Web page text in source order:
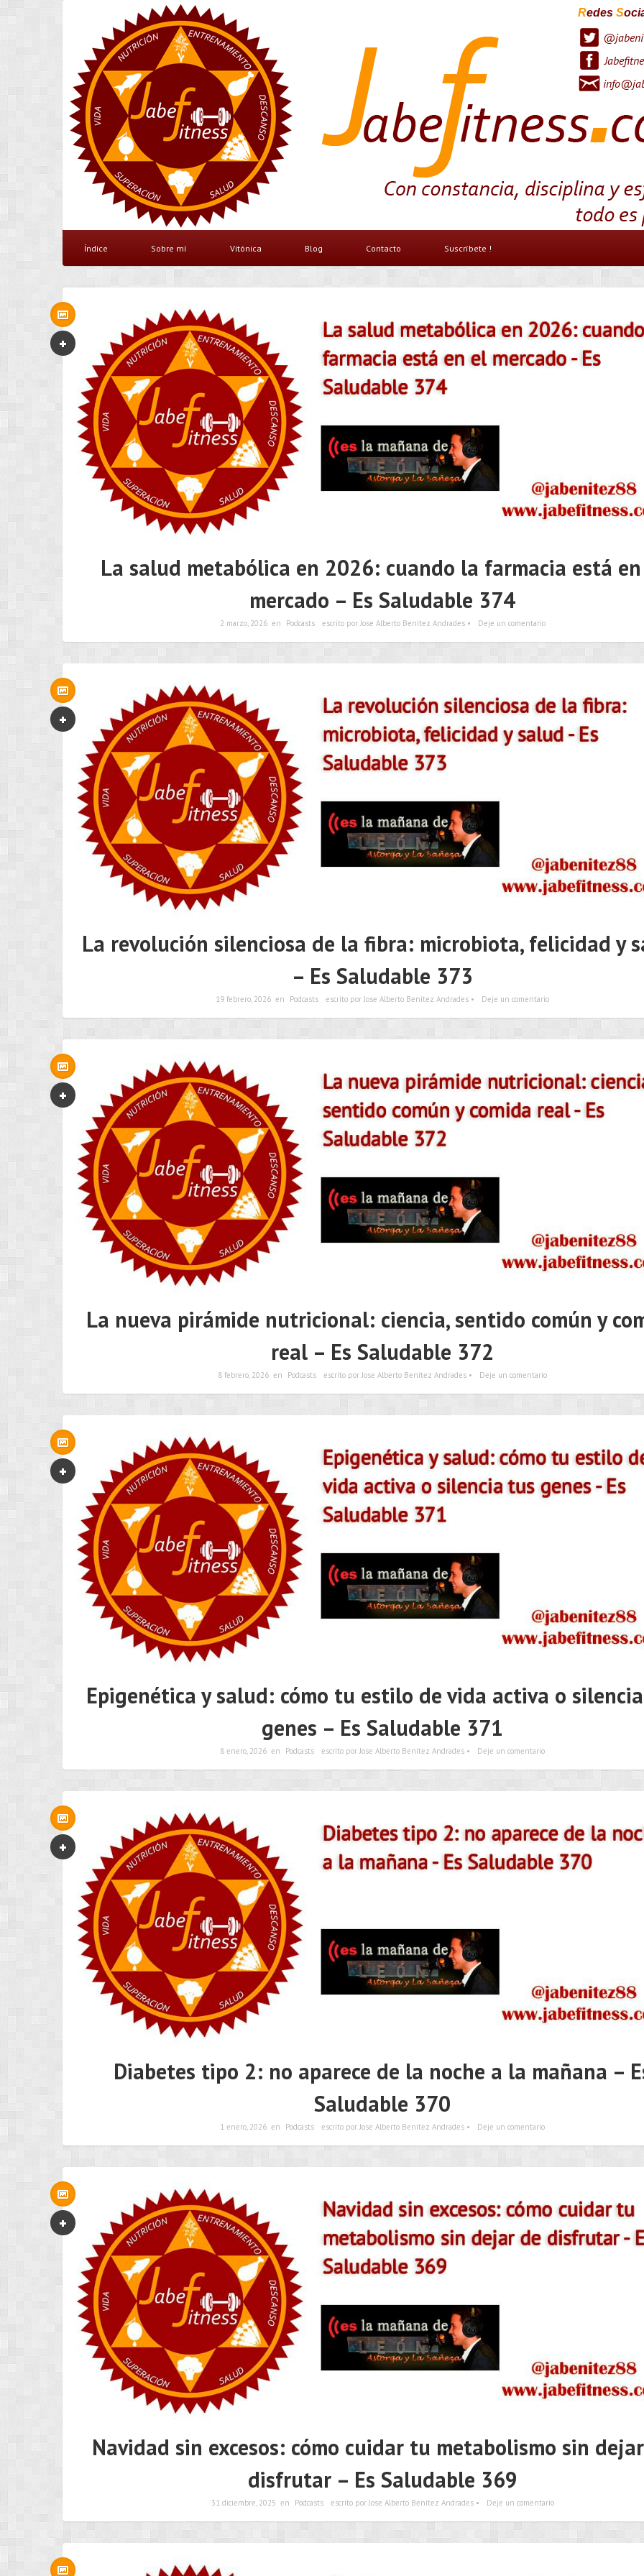
Redes S
Índice Sobre mí Vitónica Blog Contacto Suscríbete !
La salud metabólica en 2026: cuando la farmacia está
mercado – Es Saludable 374
2 marzo, 2026 en Podcasts escrito por Jose Alberto Benítez Andrades • Deje un comentario
La revolución silenciosa de la fibra: microbiota, felicidad y
– Es Saludable 373
19 febrero, 2026 en Podcasts escrito por Jose Alberto Benítez Andrades • Deje un comentario
La nueva pirámide nutricional: ciencia, sentido común y
real – Es Saludable 372
8 febrero, 2026 en Podcasts escrito por Jose Alberto Benítez Andrades • Deje un comentario
Epigenética y salud: cómo tu estilo de vida activa o
genes – Es Saludable 371
8 enero, 2026 en Podcasts escrito por Jose Alberto Benítez Andrades • Deje un comentario
Diabetes tipo 2: no aparece de la noche a la mañana –
Saludable 370
1 enero, 2026 en Podcasts escrito por Jose Alberto Benítez Andrades • Deje un comentario
Navidad sin excesos: cómo cuidar tu metabolismo sin
disfrutar – Es Saludable 369
31 diciembre, 2025 en Podcasts escrito por Jose Alberto Benítez Andrades • Deje un comentario